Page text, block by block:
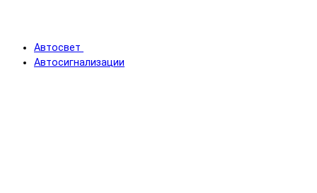
Автосвет
Автосигнализации